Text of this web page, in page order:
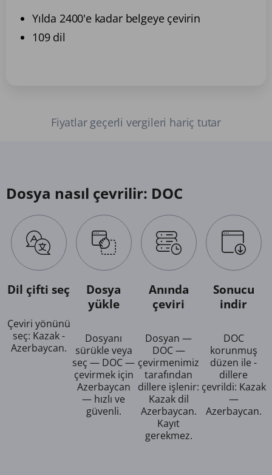
Yılda 2400'e kadar belgeye çevirin
109 dil
Fiyatlar geçerli vergileri hariç tutar
Dosya nasıl çevrilir: DOC
Dil çifti seç
Çeviri yönünü
seç: Kazak -
Azerbaycan.
Dosya
yükle
Dosyanı
sürükle veya
seç — DOC —
çevirmek için
Azerbaycan
— hızlı ve
güvenli.
Anında
çeviri
Dosyan —
DOC —
çevirmenimiz
tarafından
dillere işlenir:
Kazak dil
Azerbaycan.
Kayıt
gerekmez.
Sonucu
indir
DOC
korunmuş
düzen ile -
dillere
çevrildi: Kazak
—
Azerbaycan.